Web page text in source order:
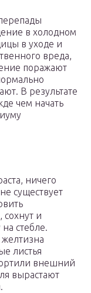
в холодном
в уходе и
вреда,
поражают
В результате
чем начать
ничего
существует
сохнут и
стебле.
листья
внешний
вырастают